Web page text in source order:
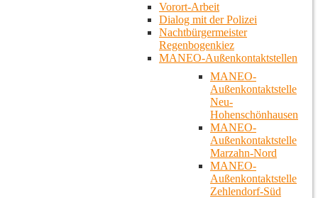
Vorort-Arbeit
Dialog mit der Polizei
Nachtbürgermeister
Regenbogenkiez
MANEO-Außenkontaktstellen
MANEO-
Außenkontaktstelle
Neu-
Hohenschönhausen
MANEO-
Außenkontaktstelle
Marzahn-Nord
MANEO-
Außenkontaktstelle
Zehlendorf-Süd